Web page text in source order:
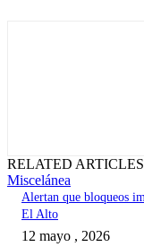
RELATED ARTICLES
Miscelánea
Alertan que bloqueos
El Alto
12 mayo , 2026